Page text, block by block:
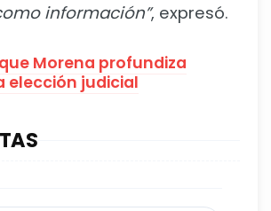
información”, expresó.
Morena profundiza
elección judicial